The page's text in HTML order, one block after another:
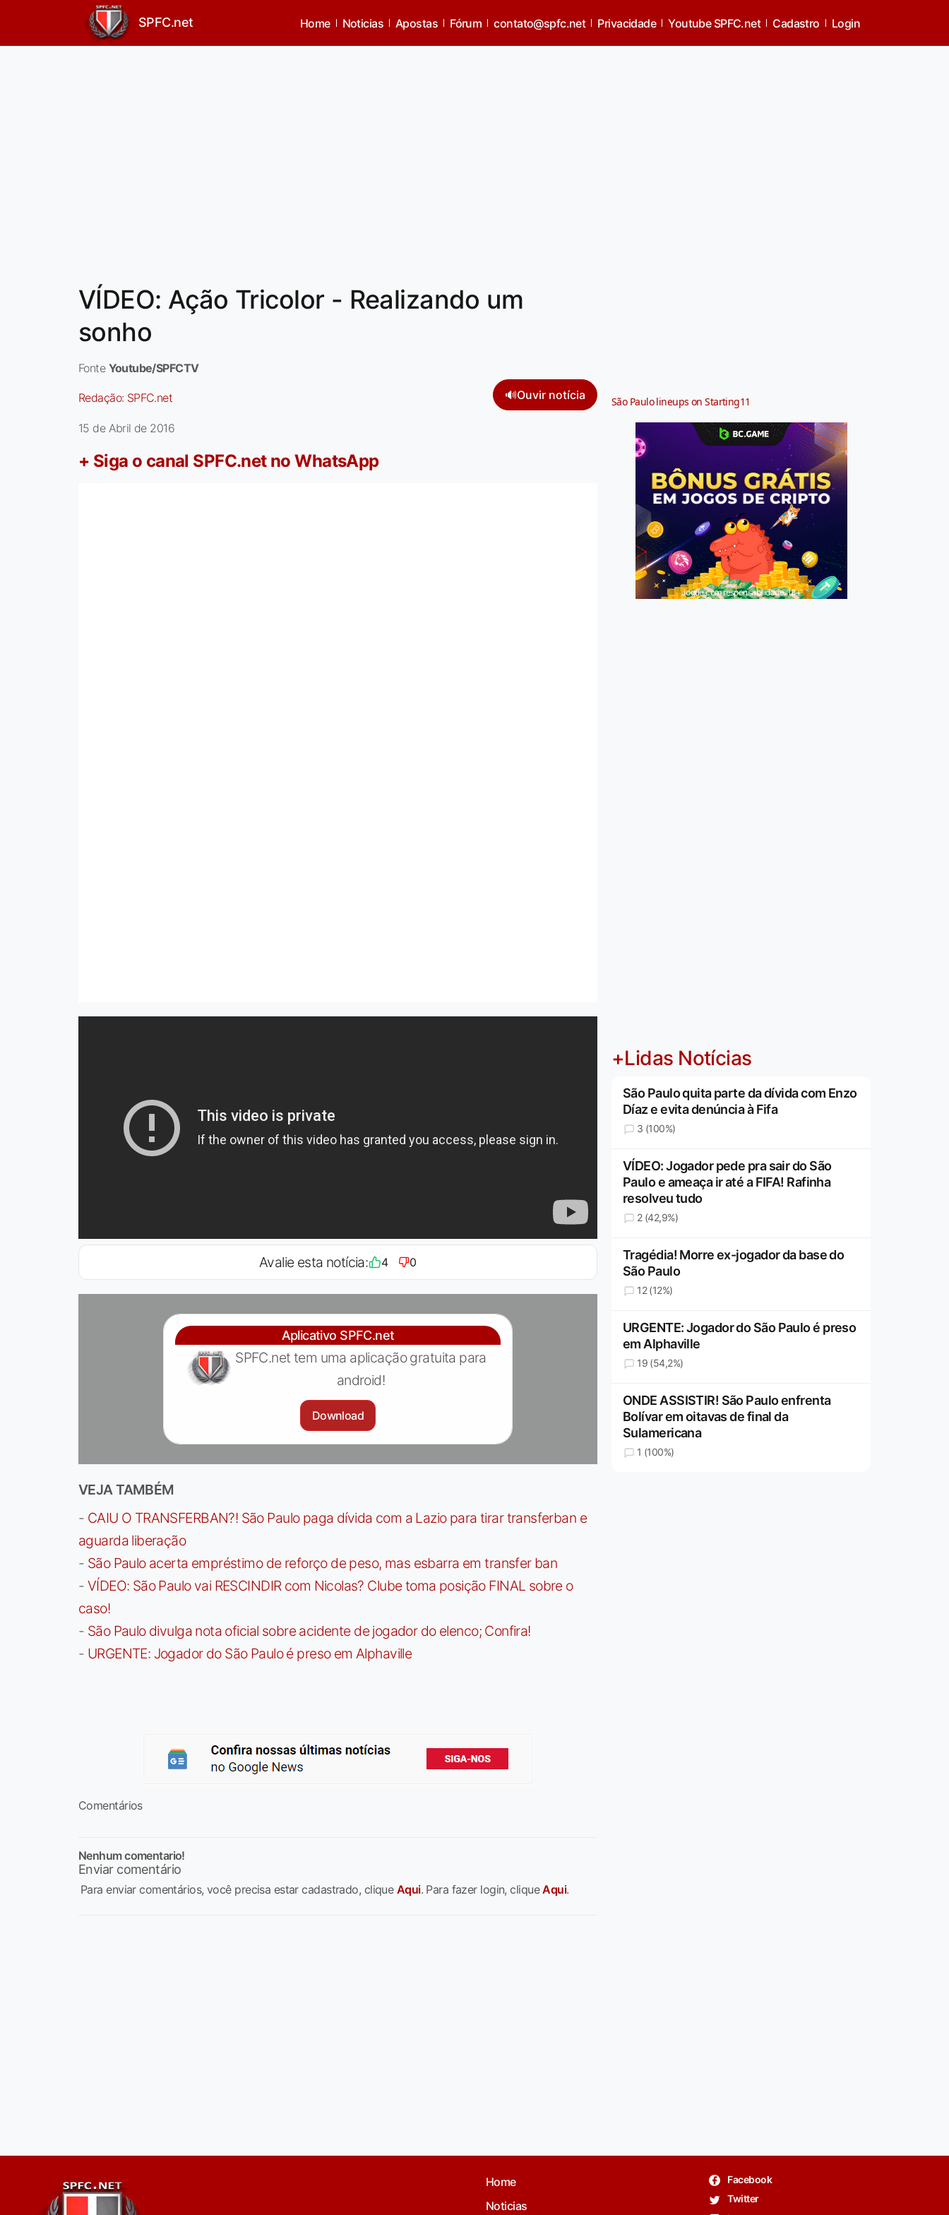
SPFC.net Home Noticias Apostas Fórum contato@spfc.net Privacidade Youtube SPFC.net Cadastro Login
VÍDEO: Ação Tricolor - Realizando um
sonho
Fonte Youtube/SPFCTV
Redação: SPFC.net 🔊Ouvir notícia
15 de Abril de 2016
+ Siga o canal SPFC.net no WhatsApp
Avalie esta notícia: 4 0
Aplicativo SPFC.net
SPFC.net tem uma aplicação gratuita para
android!
Download
VEJA TAMBÉM
- CAIU O TRANSFERBAN?! São Paulo paga dívida com a Lazio para tirar transferban e
aguarda liberação
- São Paulo acerta empréstimo de reforço de peso, mas esbarra em transfer ban
- VÍDEO: São Paulo vai RESCINDIR com Nicolas? Clube toma posição FINAL sobre o
caso!
- São Paulo divulga nota oficial sobre acidente de jogador do elenco; Confira!
- URGENTE: Jogador do São Paulo é preso em Alphaville
Comentários
Nenhum comentario!
Enviar comentário
Para enviar comentários, você precisa estar cadastrado, clique Aqui. Para fazer login, cliqueAqui.
São Paulo lineups on Starting11
Jogue com responsabilidade. 18+
+Lidas Notícias
São Paulo quita parte da dívida com Enzo
Díaz e evita denúncia à Fifa
3 (100%)
VÍDEO: Jogador pede pra sair do São
Paulo e ameaça ir até a FIFA! Rafinha
resolveu tudo
2 (42,9%)
Tragédia! Morre ex-jogador da base do
São Paulo
12 (12%)
URGENTE: Jogador do São Paulo é preso
em Alphaville
19 (54,2%)
ONDE ASSISTIR! São Paulo enfrenta
Bolívar em oitavas de final da
Sulamericana
1 (100%)
Home
Noticias
Facebook
Twitter